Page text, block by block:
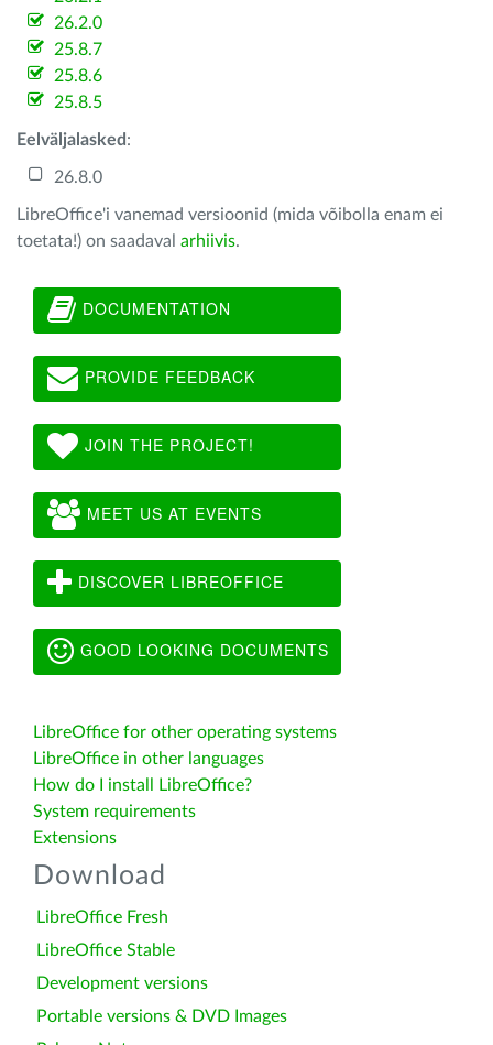
26.2.0
25.8.7
25.8.6
25.8.5
Eelväljalasked :
26.8.0
LibreOffice'i vanemad versioonid (mida võibolla enam ei
toetata!) on saadaval arhiivis.
DOCUMENTATION
PROVIDE FEEDBACK
JOIN THE PROJECT!
MEET US AT EVENTS
DISCOVER LIBREOFFICE
GOOD LOOKING DOCUMENTS
LibreOffice for other operating systems
LibreOffice in other languages
How do I install LibreOffice?
System requirements
Extensions
Download
LibreOffice Fresh
LibreOffice Stable
Development versions
Portable versions & DVD Images